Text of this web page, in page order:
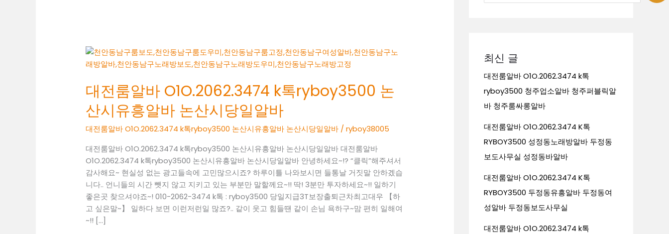
대전룸알바 O1O.2062.3474 k톡ryboy3500 논
산시유흥알바 논산시당일알바
대전룸알바 O1O.2062.3474 k톡ryboy3500 논산시유흥알바 논산시당일알바 /ryboy38005
대전룸알바 O1O.2062.3474 k톡ryboy3500 논산시유흥알바 논산시당일알바 대전룸알바
O1O.2062.3474 k톡ryboy3500 논산시유흥알바 논산시당일알바 안녕하세요~!? “클릭”해주셔서
감사해요~ 현실성 없는 광고들속에 고민많으시죠? 하루이틀 나와보시면 들통날 거짓말 안하겠습
니다.. 언니들의 시간 뺏지 않고 지키고 있는 부분만 말할께요~!! 딱! 3분만 투자하세요~!! 일하기
좋은곳 찾으셔야죠~! 010-2062-3474 k톡 : ryboy3500 당일지급3T보장출퇴근차최고대우 【하
고 싶은말~】 일하다 보면 이런저런일 많죠?.. 같이 웃고 힘들땐 같이 손님 욕하구~맘 편히 일해여
~!! […]
대
전
알
O1O.2062.3474
톡
ryboy3500
논
산
시
유
흥
알
최신 글
대전룸알바 O1O.2062.3474 k톡
ryboy3500 청주업소알바 청주퍼블릭알
바 청주룸싸롱알바
대전룸알바 O1O.2062.3474 K톡
RYBOY3500 성정동노래방알바 두정동
보도사무실 성정동바알바
대전룸알바 O1O.2062.3474 K톡
RYBOY3500 두정동유흥알바 두정동여
성알바 두정동보도사무실
대전룸알바 O1O.2062.3474 k톡